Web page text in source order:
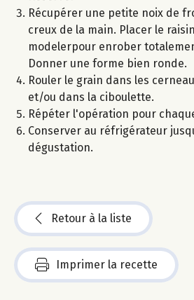
Récupérer une petite noix de
creux de la main. Placer le
modelerpour enrober
Donner une forme bien ronde.
Rouler le grain dans les
et/ou dans la ciboulette.
Répéter l'opération pour
Conserver au réfrigérateur
dégustation.
Retour à la liste
Imprimer la recette